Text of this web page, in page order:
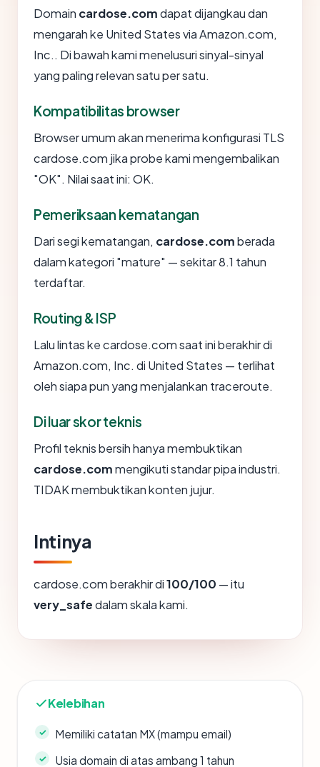
Domain cardose.comdapat dijangkau dan
mengarah ke United States via Amazon.com,
Inc.. Di bawah kami menelusuri sinyal-sinyal
yang paling relevan satu per satu.
Kompatibilitas browser
Browser umum akan menerima konfigurasi TLS
cardose.com jika probe kami mengembalikan
"OK". Nilai saat ini: OK.
Pemeriksaan kematangan
Dari segi kematangan, cardose.comberada
dalam kategori "mature" — sekitar 8.1 tahun
terdaftar.
Routing & ISP
Lalu lintas ke cardose.com saat ini berakhir di
Amazon.com, Inc. di United States — terlihat
oleh siapa pun yang menjalankan traceroute.
Di luar skor teknis
Profil teknis bersih hanya membuktikan
cardose.commengikuti standar pipa industri.
TIDAK membuktikan konten jujur.
Intinya
cardose.com berakhir di100/100 — itu
very_safedalam skala kami.
Kelebihan
Memiliki catatan MX (mampu email)
Usia domain di atas ambang 1 tahun